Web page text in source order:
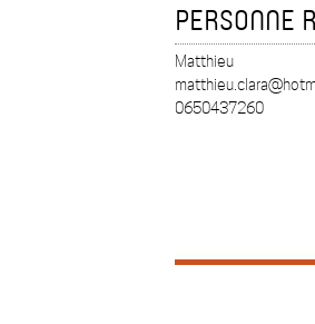
PERSONNE
Matthieu
0650437260